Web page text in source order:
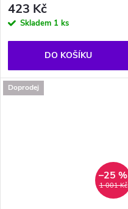
423 Kč
Skladem 1 ks
DO KOŠÍKU
Doprodej
1 001 Kč
–25 %